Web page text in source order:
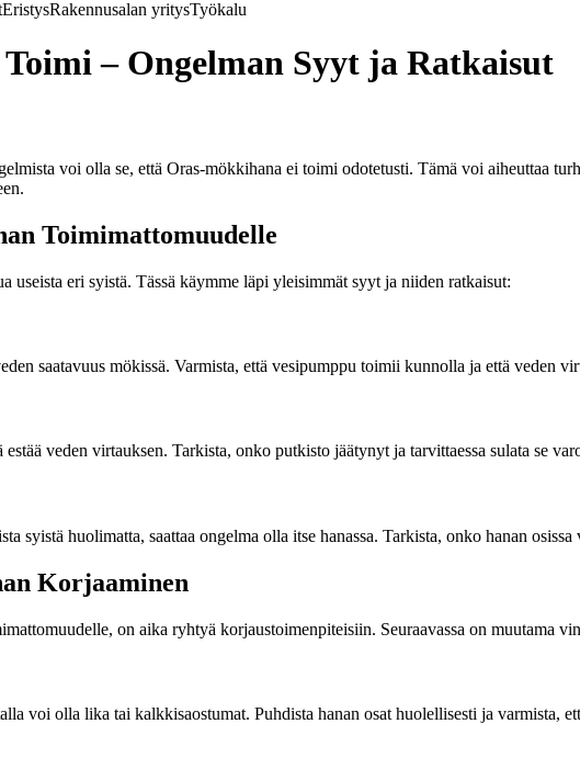
EristysRakennusalan yritysTyökalu
– Ongelman Syyt ja Ratkaisut
voi olla se, että Oras-mökkihana ei toimi odotetusti. Tämä voi aiheuttaa
Toimimattomuudelle
useista eri syistä. Tässä käymme läpi yleisimmät syyt ja niiden ratkaisut:
saatavuus mökissä. Varmista, että vesipumppu toimii kunnolla ja että veden
veden virtauksen. Tarkista, onko putkisto jäätynyt ja tarvittaessa sulata se
syistä huolimatta, saattaa ongelma olla itse hanassa. Tarkista, onko hanan
Korjaaminen
on aika ryhtyä korjaustoimenpiteisiin. Seuraavassa on muutama
voi olla lika tai kalkkisaostumat. Puhdista hanan osat huolellisesti ja varmista,